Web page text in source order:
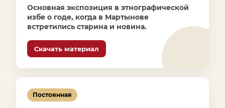
Основная экспозиция в этнографической
избе о годе, когда в Мартынове
встретились старина и новина.
Скачать материал
Постоянная